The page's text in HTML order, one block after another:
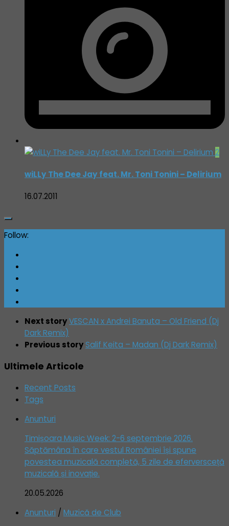
2
wiLLy The Dee Jay feat. Mr. Toni Tonini – Delirium
16.07.2011
Follow:
Next storyVESCAN x Andrei Banuta – Old Friend (Dj
Dark Remix)
Previous storySalif Keita – Madan (Dj Dark Remix)
Ultimele Articole
Recent Posts
Tags
Anunturi
Timișoara Music Week: 2-6 septembrie 2026.
Săptămâna în care vestul României își spune
povestea muzicală completă, 5 zile de eferversceță
muzicală și inovație.
20.05.2026
Anunturi / Muzică de Club